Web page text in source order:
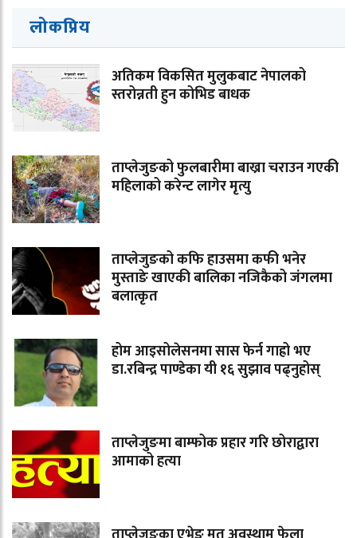
लोकप्रिय
अतिकम विकसित मुलुकबाट नेपालको
स्तरोन्नती हुन कोभिड बाधक
ताप्लेजुङको फुलबारीमा बाख्रा चराउन गएकी
महिलाको करेन्ट लागेर मृत्यु
ताप्लेजुङको कफि हाउसमा कफी भनेर
मुस्ताङे खाएकी बालिका नजिकैको जंगलमा
बलात्कृत
होम आइसोलेसनमा सास फेर्न गाह्रो भए
डा.रबिन्द्र पाण्डेका यी १६ सुझाव पढ्नुहोस्
ताप्लेजुङमा बाम्फोक प्रहार गरि छोराद्वारा
आमाको हत्या